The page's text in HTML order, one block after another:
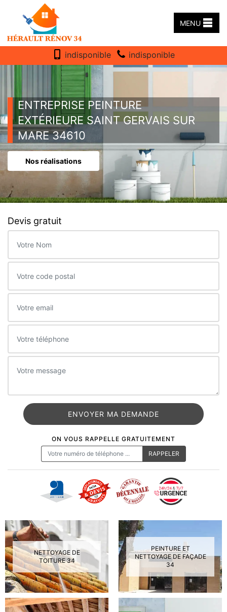
MENU
indisponible indisponible
ENTREPRISE PEINTURE
EXTÉRIEURE SAINT GERVAIS SUR
MARE 34610
Nos réalisations
Devis gratuit
ON VOUS RAPPELLE GRATUITEMENT
NETTOYAGE DE
TOITURE 34
PEINTURE ET
NETTOYAGE DE FAÇADE
34